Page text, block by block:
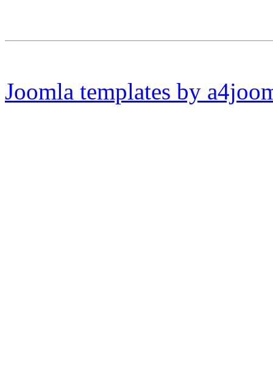
Joomla templates by